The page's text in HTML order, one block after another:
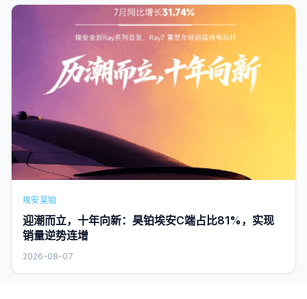
埃安昊铂
迎潮而立，十年向新：昊铂埃安C端占比81%，实现
销量逆势连增
2026-08-07